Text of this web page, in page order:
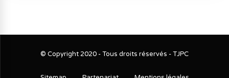
© Copyright 2020 - Tous droits réservés - TJPC